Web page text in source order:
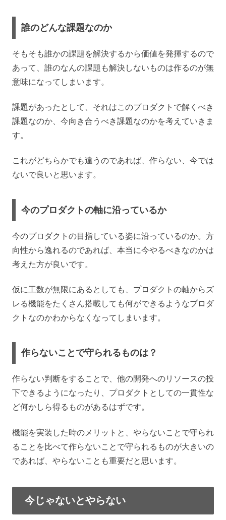
誰のどんな課題なのか
そもそも誰かの課題を解決するから価値を発揮するので
あって、誰のなんの課題も解決しないものは作るのが無
意味になってしまいます。
課題があったとして、それはこのプロダクトで解くべき
課題なのか、今向き合うべき課題なのかを考えていきま
す。
これがどちらかでも違うのであれば、作らない、今では
ないで良いと思います。
今のプロダクトの軸に沿っているか
今のプロダクトの目指している姿に沿っているのか。方
向性から逸れるのであれば、本当に今やるべきなのかは
考えた方が良いです。
仮に工数が無限にあるとしても、プロダクトの軸からズ
レる機能をたくさん搭載しても何ができるようなプロダ
クトなのかわからなくなってしまいます。
作らないことで守られるものは？
作らない判断をすることで、他の開発へのリソースの投
下できるようになったり、プロダクトとしての一貫性な
ど何かしら得るものがあるはずです。
機能を実装した時のメリットと、やらないことで守られ
ることを比べて作らないことで守られるものが大きいの
であれば、やらないことも重要だと思います。
今じゃないとやらない